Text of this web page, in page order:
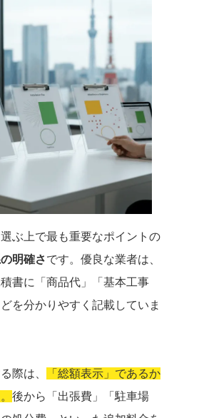
ぶ上で最も重要なポイントの
明確さです。優良な業者は、
書に「商品代」「基本工事
を分かりやすく記載していま
際は、
「総額表示」であるか
後から「出張費」「駐車場